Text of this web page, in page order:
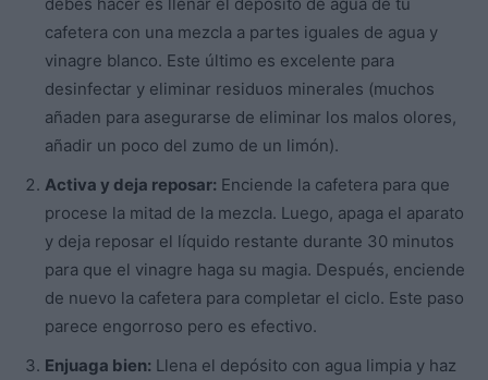
cafetera con una mezcla a partes iguales de agua y
vinagre blanco. Este último es excelente para
desinfectar y eliminar residuos minerales (muchos
añaden para asegurarse de eliminar los malos olores,
añadir un poco del zumo de un limón).
Activa y deja reposar: Enciende la cafetera para que
procese la mitad de la mezcla. Luego, apaga el aparato
y deja reposar el líquido restante durante 30 minutos
para que el vinagre haga su magia. Después, enciende
de nuevo la cafetera para completar el ciclo. Este paso
parece engorroso pero es efectivo.
Enjuaga bien: Llena el depósito con agua limpia y haz